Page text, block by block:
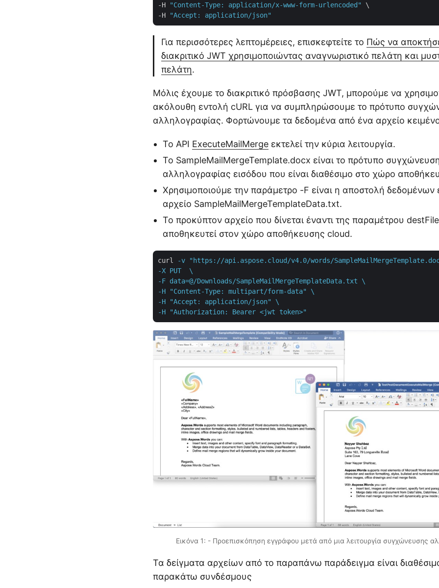
-H
"Content-Type: application/x-www-form-urlencoded"
\
-H
"Accept: application/json"
Για περισσότερες λεπτομέρειες, επισκεφτείτε το Πώς να
διακριτικό JWT χρησιμοποιώντας αναγνωριστικό πελάτη και
πελάτη.
Μόλις έχουμε το διακριτικό πρόσβασης JWT, μπορούμε να
ακόλουθη εντολή cURL για να συμπληρώσουμε το πρότυπο
αλληλογραφίας. Φορτώνουμε τα δεδομένα από ένα αρχείο
Το API ExecuteMailMerge εκτελεί την κύρια λειτουργία.
Το SampleMailMergeTemplate.docx είναι το πρότυπο
αλληλογραφίας εισόδου που είναι διαθέσιμο στο χώρο
Χρησιμοποιούμε την παράμετρο -F είναι η αποστολή δεδομένων
αρχείο SampleMailMergeTemplateData.txt.
Το προκύπτον αρχείο που δίνεται έναντι της παραμέτρου
αποθηκευτεί στον χώρο αποθήκευσης cloud.
curl
-v "https://api.aspose.cloud/v4.0/words/
-X PUT  \
-F data=@/Downloads/SampleMailMergeTemplateData.txt \
-H "Content-Type: multipart/form-data" \
-H "Accept: application/json" \
-H "Authorization: Bearer <jwt token>"
Εικόνα 1: - Προεπισκόπηση εγγράφου μετά από μια λειτουργία συγχώνευσης
Τα δείγματα αρχείων από το παραπάνω παράδειγμα είναι
παρακάτω συνδέσμους